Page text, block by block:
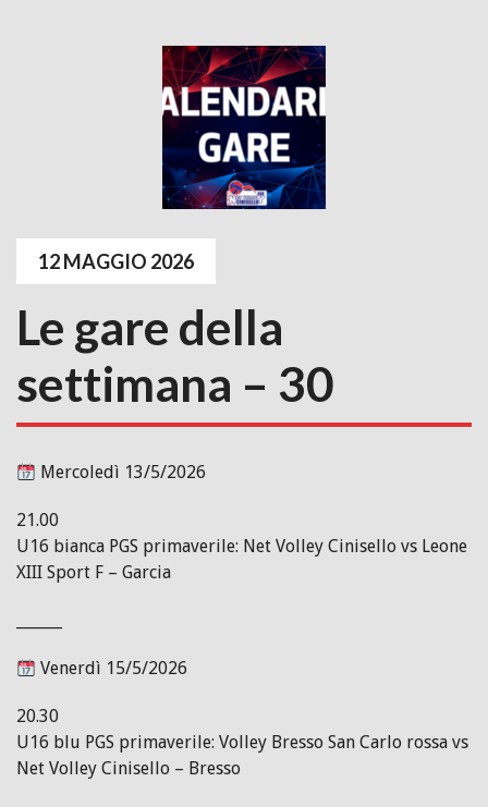
12 MAGGIO 2026
Le gare della
settimana – 30
Mercoledì 13/5/2026
21.00
U16 bianca PGS primaverile: Net Volley Cinisello vs Leone
XIII Sport F – Garcia
Venerdì 15/5/2026
20.30
U16 blu PGS primaverile: Volley Bresso San Carlo rossa vs
Net Volley Cinisello – Bresso